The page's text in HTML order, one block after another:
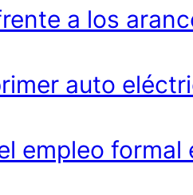
a los
auto
empleo formal